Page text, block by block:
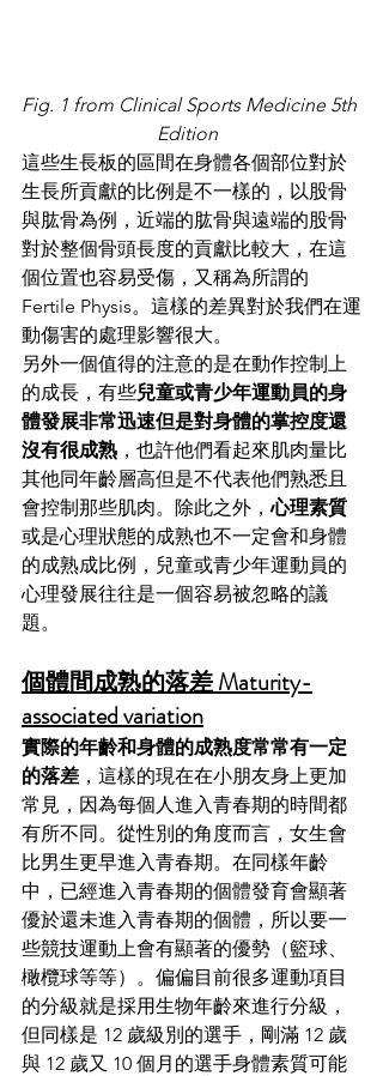
Fig. 1 from Clinical Sports Medicine 5th
Edition
這些生長板的區間在身體各個部位對於
生長所貢獻的比例是不一樣的，以股骨
與肱骨為例，近端的肱骨與遠端的股骨
對於整個骨頭長度的貢獻比較大，在這
個位置也容易受傷，又稱為所謂的
Fertile Physis。這樣的差異對於我們在運
動傷害的處理影響很大。
另外一個值得的注意的是在動作控制上
的成長，有些兒童或青少年運動員的身
體發展非常迅速但是對身體的掌控度還
沒有很成熟 ，也許他們看起來肌肉量比
其他同年齡層高但是不代表他們熟悉且
會控制那些肌肉。除此之外，心理素質
或是心理狀態的成熟也不一定會和身體
的成熟成比例，兒童或青少年運動員的
心理發展往往是一個容易被忽略的議
題。
個體間成熟的落差 Maturity-
associated variation
實際的年齡和身體的成熟度常常有一定
的落差 ，這樣的現在在小朋友身上更加
常見，因為每個人進入青春期的時間都
有所不同。從性別的角度而言，女生會
比男生更早進入青春期。在同樣年齡
中，已經進入青春期的個體發育會顯著
優於還未進入青春期的個體，所以要一
些競技運動上會有顯著的優勢（籃球、
橄欖球等等）。偏偏目前很多運動項目
的分級就是採用生物年齡來進行分級，
但同樣是 12 歲級別的選手，剛滿 12 歲
與 12 歲又 10 個月的選手身體素質可能